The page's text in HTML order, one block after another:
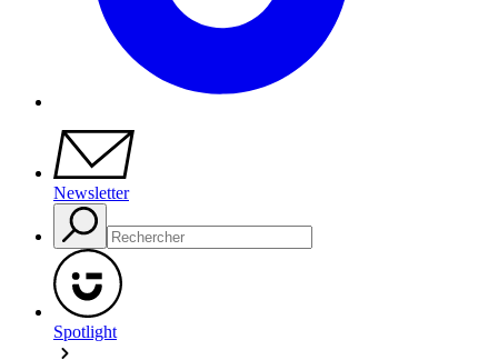
Newsletter
Spotlight